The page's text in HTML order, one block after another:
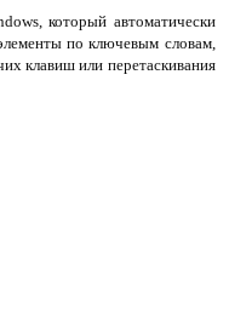
который автоматически
по ключевым словам,
клавиш или перетаскивания